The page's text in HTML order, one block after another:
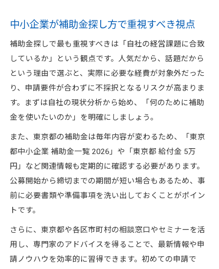
中小企業が補助金探し方で重視すべき視点
補助金探しで最も重視すべきは「自社の経営課題に合致
しているか」という観点です。人気だから、話題だから
という理由で選ぶと、実際に必要な経費が対象外だった
り、申請要件が合わずに不採択となるリスクが高まりま
す。まずは自社の現状分析から始め、「何のために補助
金を使いたいのか」を明確にしましょう。
また、東京都の補助金は毎年内容が変わるため、「東京
都中小企業 補助金一覧 2026」や「東京都 給付金 5万
円」など関連情報も定期的に確認する必要があります。
公募開始から締切までの期間が短い場合もあるため、事
前に必要書類や準備事項を洗い出しておくことがポイン
トです。
さらに、東京都や各区市町村の相談窓口やセミナーを活
用し、専門家のアドバイスを得ることで、最新情報や申
請ノウハウを効率的に習得できます。初めての申請で